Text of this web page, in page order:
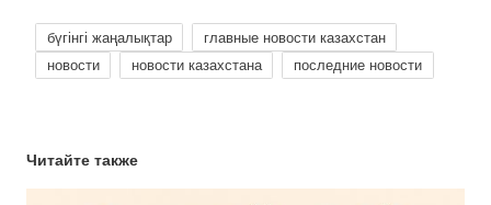
бүгінгі жаңалықтар
главные новости казахстан
новости
новости казахстана последние новости
Читайте также